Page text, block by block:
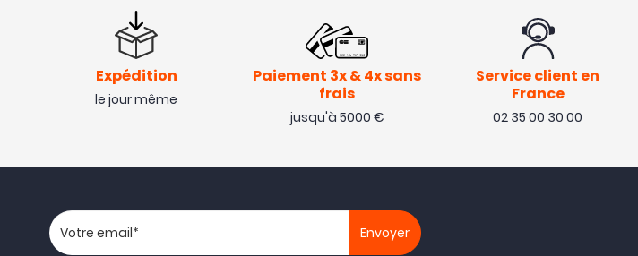
Expédition
le jour même
Paiement 3x & 4x sans
frais
jusqu'à 5000 €
Service client en
France
02 35 00 30 00
Votre adresse email